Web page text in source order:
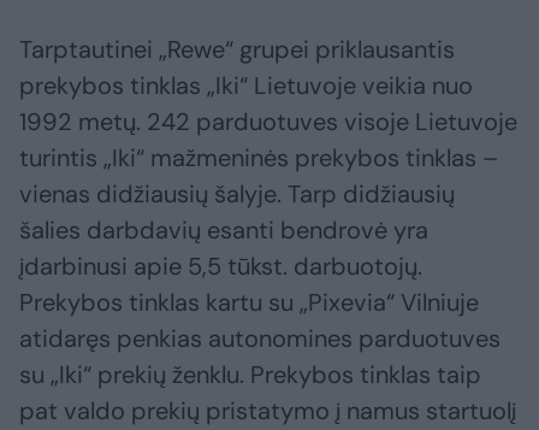
Tarptautinei „Rewe“ grupei priklausantis
prekybos tinklas „Iki“ Lietuvoje veikia nuo
1992 metų. 242 parduotuves visoje Lietuvoje
turintis „Iki“ mažmeninės prekybos tinklas –
vienas didžiausių šalyje. Tarp didžiausių
šalies darbdavių esanti bendrovė yra
įdarbinusi apie 5,5 tūkst. darbuotojų.
Prekybos tinklas kartu su „Pixevia“ Vilniuje
atidaręs penkias autonomines parduotuves
su „Iki“ prekių ženklu. Prekybos tinklas taip
pat valdo prekių pristatymo į namus startuolį